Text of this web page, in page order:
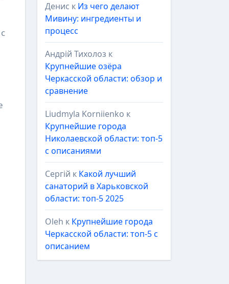
Денис к Из чего делают
Мивину: ингредиенты и
процесс
Андрій Тихолоз к
Крупнейшие озёра
Черкасской области: обзор и
сравнение
Liudmyla Korniienko к
Крупнейшие города
Николаевской области: топ-5
с описаниями
Сергій к Какой лучший
санаторий в Харьковской
области: топ-5 2025
Oleh к Крупнейшие города
Черкасской области: топ-5 с
описанием